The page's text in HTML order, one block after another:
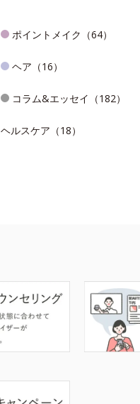
ポイントメイク（64）
ヘア（16）
コラム&エッセイ（182）
ヘルスケア（18）